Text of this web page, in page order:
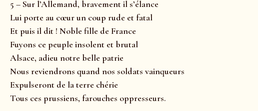
5 – Sur l’Allemand, bravement il s’élance
Lui porte au cœur un coup rude et fatal
Et puis il dit ! Noble fille de France
Fuyons ce peuple insolent et brutal
Alsace, adieu notre belle patrie
Nous reviendrons quand nos soldats vainqueurs
Expulseront de la terre chérie
Tous ces prussiens, farouches oppresseurs.